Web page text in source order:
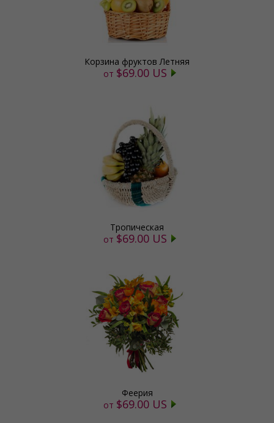
Корзина фруктов Летняя
от $69.00 US
Тропическая
от $69.00 US
Феерия
от $69.00 US